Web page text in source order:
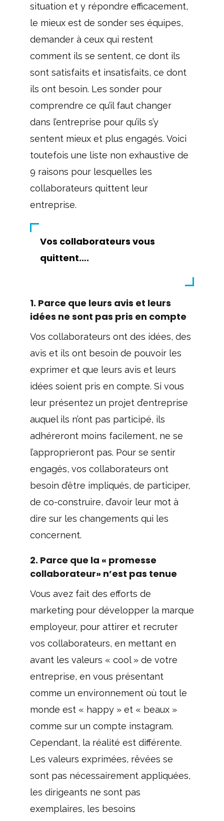
situation et y répondre efficacement,
le mieux est de sonder ses équipes,
demander à ceux qui restent
comment ils se sentent, ce dont ils
sont satisfaits et insatisfaits, ce dont
ils ont besoin. Les sonder pour
comprendre ce qu’il faut changer
dans l’entreprise pour qu’ils s’y
sentent mieux et plus engagés. Voici
toutefois une liste non exhaustive de
9 raisons pour lesquelles les
collaborateurs quittent leur
entreprise.
Vos collaborateurs vous
quittent….
1. Parce que leurs avis et leurs
idées ne sont pas pris en compte
Vos collaborateurs ont des idées, des
avis et ils ont besoin de pouvoir les
exprimer et que leurs avis et leurs
idées soient pris en compte. Si vous
leur présentez un projet d’entreprise
auquel ils n’ont pas participé, ils
adhéreront moins facilement, ne se
l’approprieront pas. Pour se sentir
engagés, vos collaborateurs ont
besoin d’être impliqués, de participer,
de co-construire, d’avoir leur mot à
dire sur les changements qui les
concernent.
2. Parce que la « promesse
collaborateur» n’est pas tenue
Vous avez fait des efforts de
marketing pour développer la marque
employeur, pour attirer et recruter
vos collaborateurs, en mettant en
avant les valeurs « cool » de votre
entreprise, en vous présentant
comme un environnement où tout le
monde est « happy » et « beaux »
comme sur un compte instagram.
Cependant, la réalité est différente.
Les valeurs exprimées, rêvées se
sont pas nécessairement appliquées,
les dirigeants ne sont pas
exemplaires, les besoins